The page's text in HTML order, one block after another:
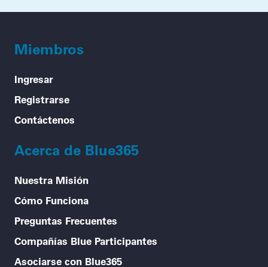
Miembros
Ingresar
Registrarse
Contáctenos
Acerca de Blue365
Nuestra Misión
Cómo Funciona
Preguntas Frecuentes
Compañías Blue Participantes
Asociarse con Blue365